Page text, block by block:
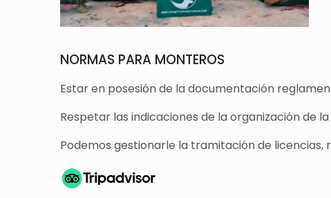
NORMAS PARA MONTEROS
Estar en posesión de la documentación
Respetar las indicaciones de la organización de
Podemos gestionarle la tramitación de licencias,